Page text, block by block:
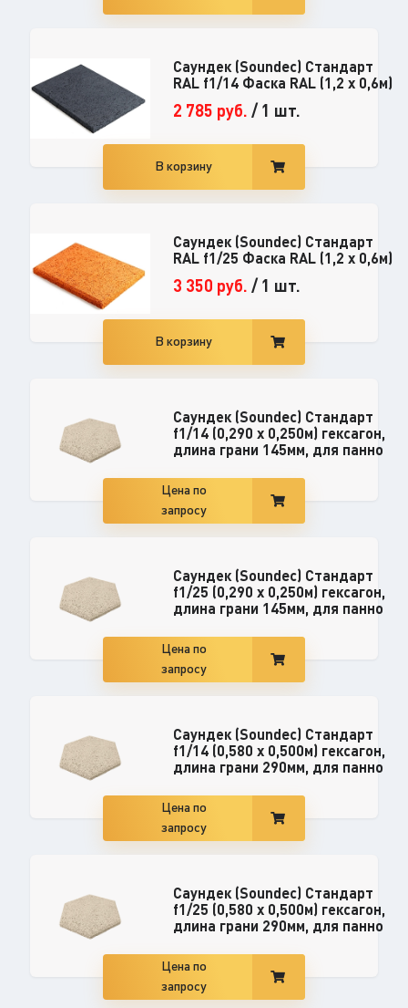
Саундек (Soundec) Стандарт
RAL f1/14 Фаска RAL (1,2 x 0,6м)
2 785 руб. /1 шт.
В корзину
Саундек (Soundec) Стандарт
RAL f1/25 Фаска RAL (1,2 x 0,6м)
3 350 руб. /1 шт.
В корзину
Саундек (Soundec) Стандарт
f1/14 (0,290 x 0,250м) гексагон,
длина грани 145мм, для панно
Цена по
запросу
Саундек (Soundec) Стандарт
f1/25 (0,290 x 0,250м) гексагон,
длина грани 145мм, для панно
Цена по
запросу
Саундек (Soundec) Стандарт
f1/14 (0,580 x 0,500м) гексагон,
длина грани 290мм, для панно
Цена по
запросу
Саундек (Soundec) Стандарт
f1/25 (0,580 x 0,500м) гексагон,
длина грани 290мм, для панно
Цена по
запросу